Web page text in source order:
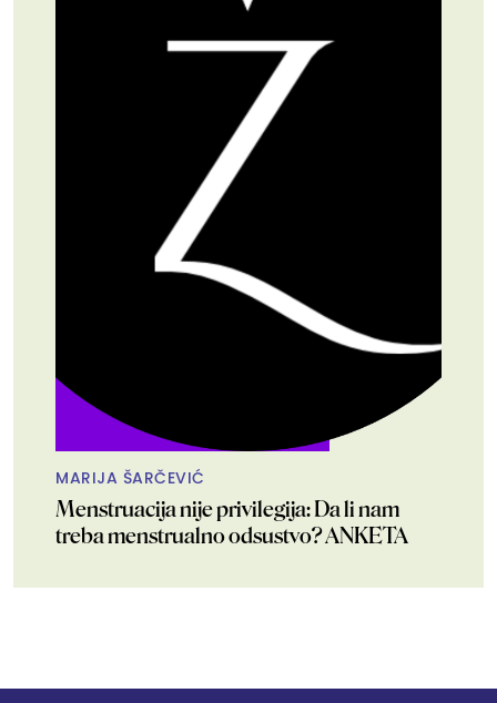
MARIJA ŠARČEVIĆ
Menstruacija nije privilegija: Da li nam
treba menstrualno odsustvo? ANKETA